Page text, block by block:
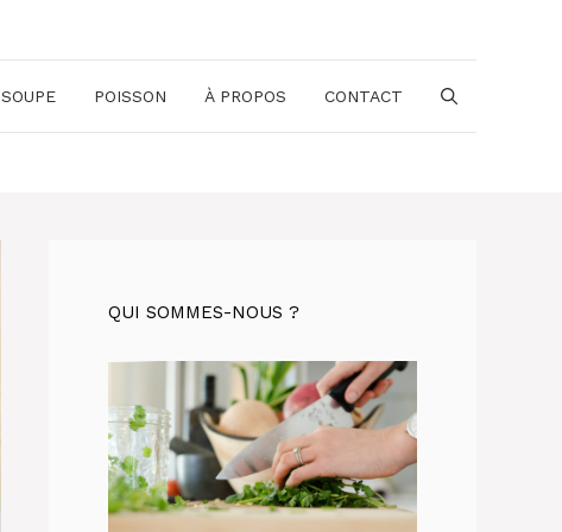
SOUPE POISSON À PROPOS CONTACT
QUI SOMMES-NOUS ?